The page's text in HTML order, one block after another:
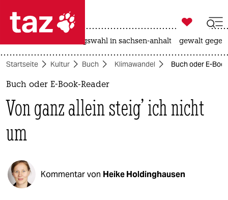
 taz zahl ich
taz zahl ich
politik
öko
gesellschaft
kultur

taz zahl ich
landtagswahl in sachsen-anhalt gewalt
Startseite Kultur Buch Klimawandel Buch oder E-
Buch oder E-Book-Reader
Von ganz allein steig’ ich nicht
um
Kommentar von Heike Holdinghausen